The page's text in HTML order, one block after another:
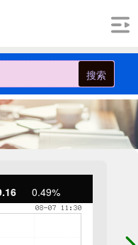
搜索
0.49%